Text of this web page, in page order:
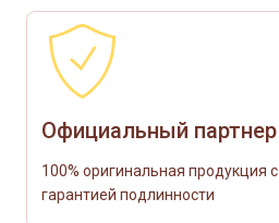
Официальный партнер
100% оригинальная продукция с
гарантией подлинности